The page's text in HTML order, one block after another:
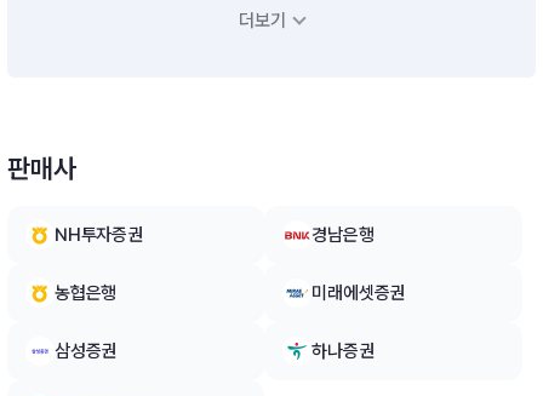
여 수익을 추구하는 것을 목적으로 합니다.■ 한국투자 수익추구
- 모투자신탁의 수익증권에 투자신탁재산의 대부분을 투자할 계
용하여 주식, 채권 및 대체자산 등 관련 집합투자기구의 집합투자
실위험 허용위험한도 내에서 안정적인 운용을 할 계획입니다.※
더보기
판매사
NH투자증권 경남은행
농협은행 미래에셋증권
삼성증권 하나증권